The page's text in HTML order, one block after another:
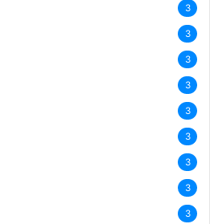
3
3
3
3
3
3
3
3
3